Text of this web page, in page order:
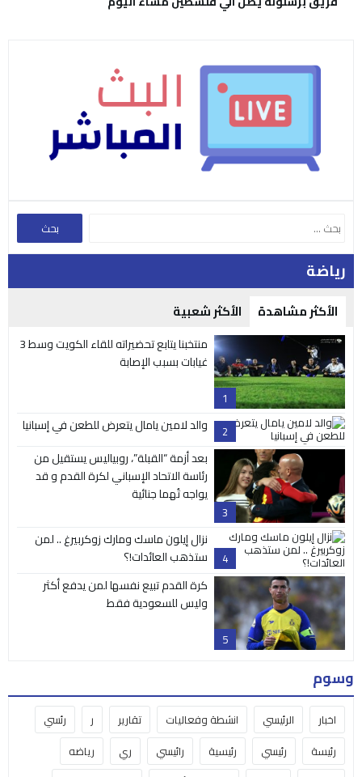
رياضة
الأكثر مشاهدة الأكثر شعبية
1
منتخبنا يتابع تحضيراته للقاء الكويت وسط 3
غيابات بسبب الإصابة
2 والد لامين يامال يتعرض للطعن في إسبانيا
3
بعد أزمة “القبلة”، روبياليس يستقيل من
رئاسة الاتحاد الإسباني لكرة القدم و قد
يواجه تُهما جنائية
4
نزال إيلون ماسك ومارك زوكربيرغ .. لمن
ستذهب العائدات!؟
5
كرة القدم تبيع نفسها لمن يدفع أكثر
وليس للسعودية فقط
وسوم
اخبار الرئيسي انشطة وفعاليات تقارير ر
رئسي
رئيسة
رئيسي رئيسية رائيسي ري
رياضه